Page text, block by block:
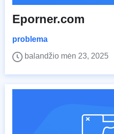
Eporner.com
problema
balandžio mėn 23, 2025